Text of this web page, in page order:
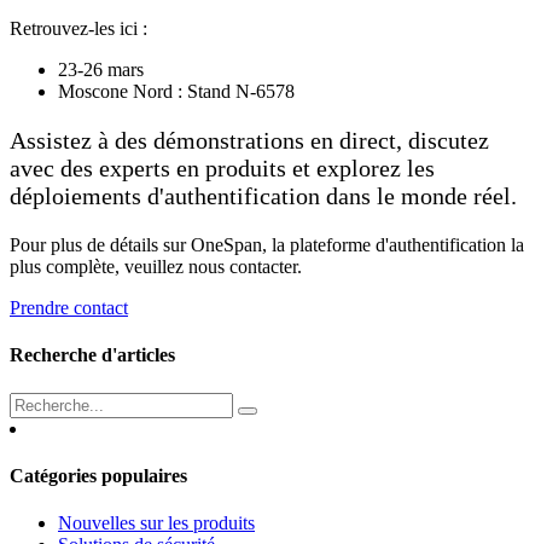
Retrouvez-les ici :
23-26 mars
Moscone Nord : Stand N-6578
Assistez à des démonstrations en direct, discutez
avec des experts en produits et explorez les
déploiements d'authentification dans le monde réel.
Pour plus de détails sur OneSpan, la plateforme d'authentification la
plus complète, veuillez nous contacter.
Prendre contact
Recherche d'articles
Catégories populaires
Nouvelles sur les produits